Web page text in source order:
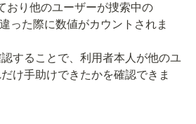
おり他のユーザーが捜索中の
った際に数値がカウントされま
することで、利用者本人が他のユ
け手助けできたかを確認できま